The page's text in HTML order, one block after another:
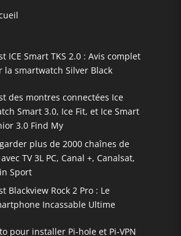
ICE Smart TKS 2.0 : Avis complet
la smartwatch Silver Black
des montres connectées Ice
Smart 3.0, Ice Fit, et Ice Smart
3.0 Find My
plus de 2000 chaînes de
avec TV 3L PC, Canal +, Canalsat,
Sport
Blackview Rock 2 Pro : Le
Incassable Ultime
pour installer Pi-hole et Pi-VPN